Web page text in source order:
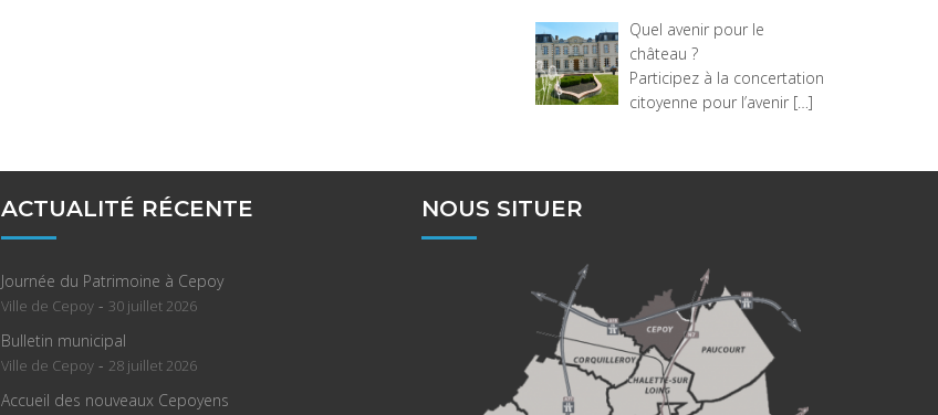
Quel avenir pour le château ?
Participez à la concertation
citoyenne pour l’avenir[…]
ACTUALITÉ RÉCENTE
Journée du Patrimoine à Cepoy
Ville de Cepoy- 30 juillet 2026
Bulletin municipal
Ville de Cepoy- 28 juillet 2026
Accueil des nouveaux Cepoyens
NOUS SITUER